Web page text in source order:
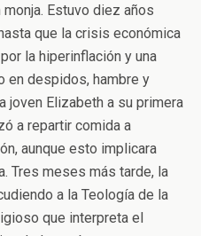
Estuvo diez años
que la crisis económica
la hiperinflación y una
en despidos, hambre y
joven Elizabeth a su primera
a repartir comida a
aunque esto implicara
Tres meses más tarde, la
a la Teología de la
que interpreta el